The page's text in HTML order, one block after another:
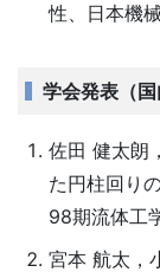
性、日本機
学会発表（国
佐田 健太朗
た円柱回り
98期流体工
宮本 航太，